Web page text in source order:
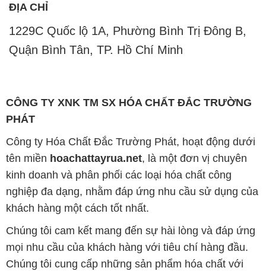
ĐỊA CHỈ
1229C Quốc lộ 1A, Phường Bình Trị Đông B,
Quận Bình Tân, TP. Hồ Chí Minh
CÔNG TY XNK TM SX HÓA CHẤT ĐẮC TRƯỜNG
PHÁT
Công ty Hóa Chất Đắc Trường Phát, hoạt động dưới
tên miền hoachattayrua.net, là một đơn vị chuyên
kinh doanh và phân phối các loại hóa chất công
nghiệp đa dạng, nhằm đáp ứng nhu cầu sử dụng của
khách hàng một cách tốt nhất.
Chúng tôi cam kết mang đến sự hài lòng và đáp ứng
mọi nhu cầu của khách hàng với tiêu chí hàng đầu.
Chúng tôi cung cấp những sản phẩm hóa chất với